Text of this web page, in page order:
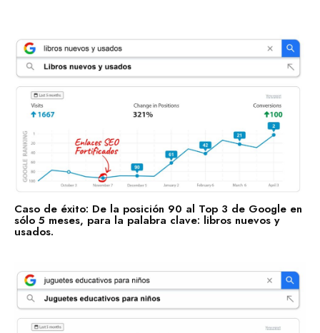
Caso de éxito: De la posición 90 al Top 3 de Google en
sólo 5 meses, para la palabra clave: libros nuevos y
usados.